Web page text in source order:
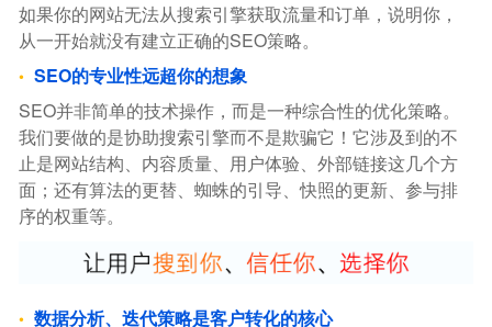
如果你的网站无法从搜索引擎获取流量和订单，说明你，
从一开始就没有建立正确的SEO策略。
SEO的专业性远超你的想象
SEO并非简单的技术操作，而是一种综合性的优化策略。
我们要做的是协助搜索引擎而不是欺骗它！它涉及到的不
止是网站结构、内容质量、用户体验、外部链接这几个方
面；还有算法的更替、蜘蛛的引导、快照的更新、参与排
序的权重等。
数据分析、迭代策略是客户转化的核心